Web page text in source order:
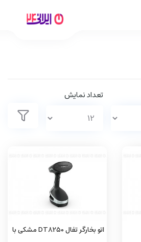
تعداد نمایش
اتو بخارگر تفال DT8250 مشکی با